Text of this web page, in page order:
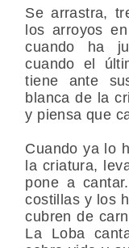
Se arrastra,
los arroyos
cuando ha
cuando el
tiene ante
blanca de la
y piensa que
Cuando ya lo
la criatura,
pone a
costillas y los
cubren de
La Loba